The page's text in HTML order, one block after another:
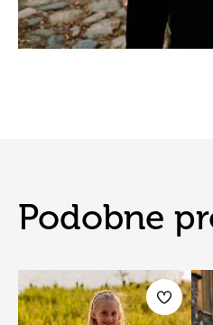
Podobne